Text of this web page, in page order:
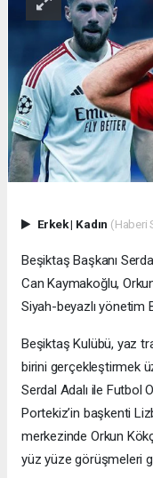
Erkek| Kadın (Haberi
Beşiktaş Başkanı
Can Kaymakoğlu,
Siyah-beyazlı yönetim
Beşiktaş Kulübü, yaz
birini gerçekleştirmek
Serdal Adalı ile Futbol
Portekiz’in başkenti
merkezinde Orkun
yüz yüze görüşmeleri